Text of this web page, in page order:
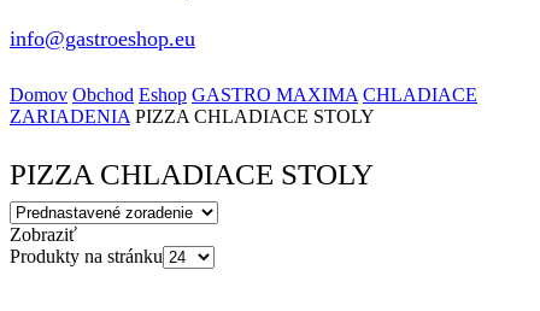
info@gastroeshop.eu
Domov Obchod Eshop GASTRO MAXIMA CHLADIACE
ZARIADENIA PIZZA CHLADIACE STOLY
PIZZA CHLADIACE STOLY
Zobraziť
Produkty na stránku